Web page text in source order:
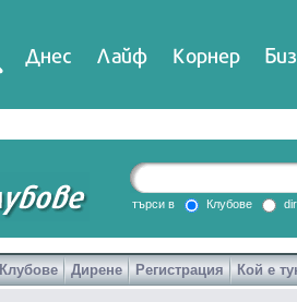
Днес Лайф Корнер
DirTV Impressio
Games
търси в Клубове
Клубове Дирене Регистрация Кой е